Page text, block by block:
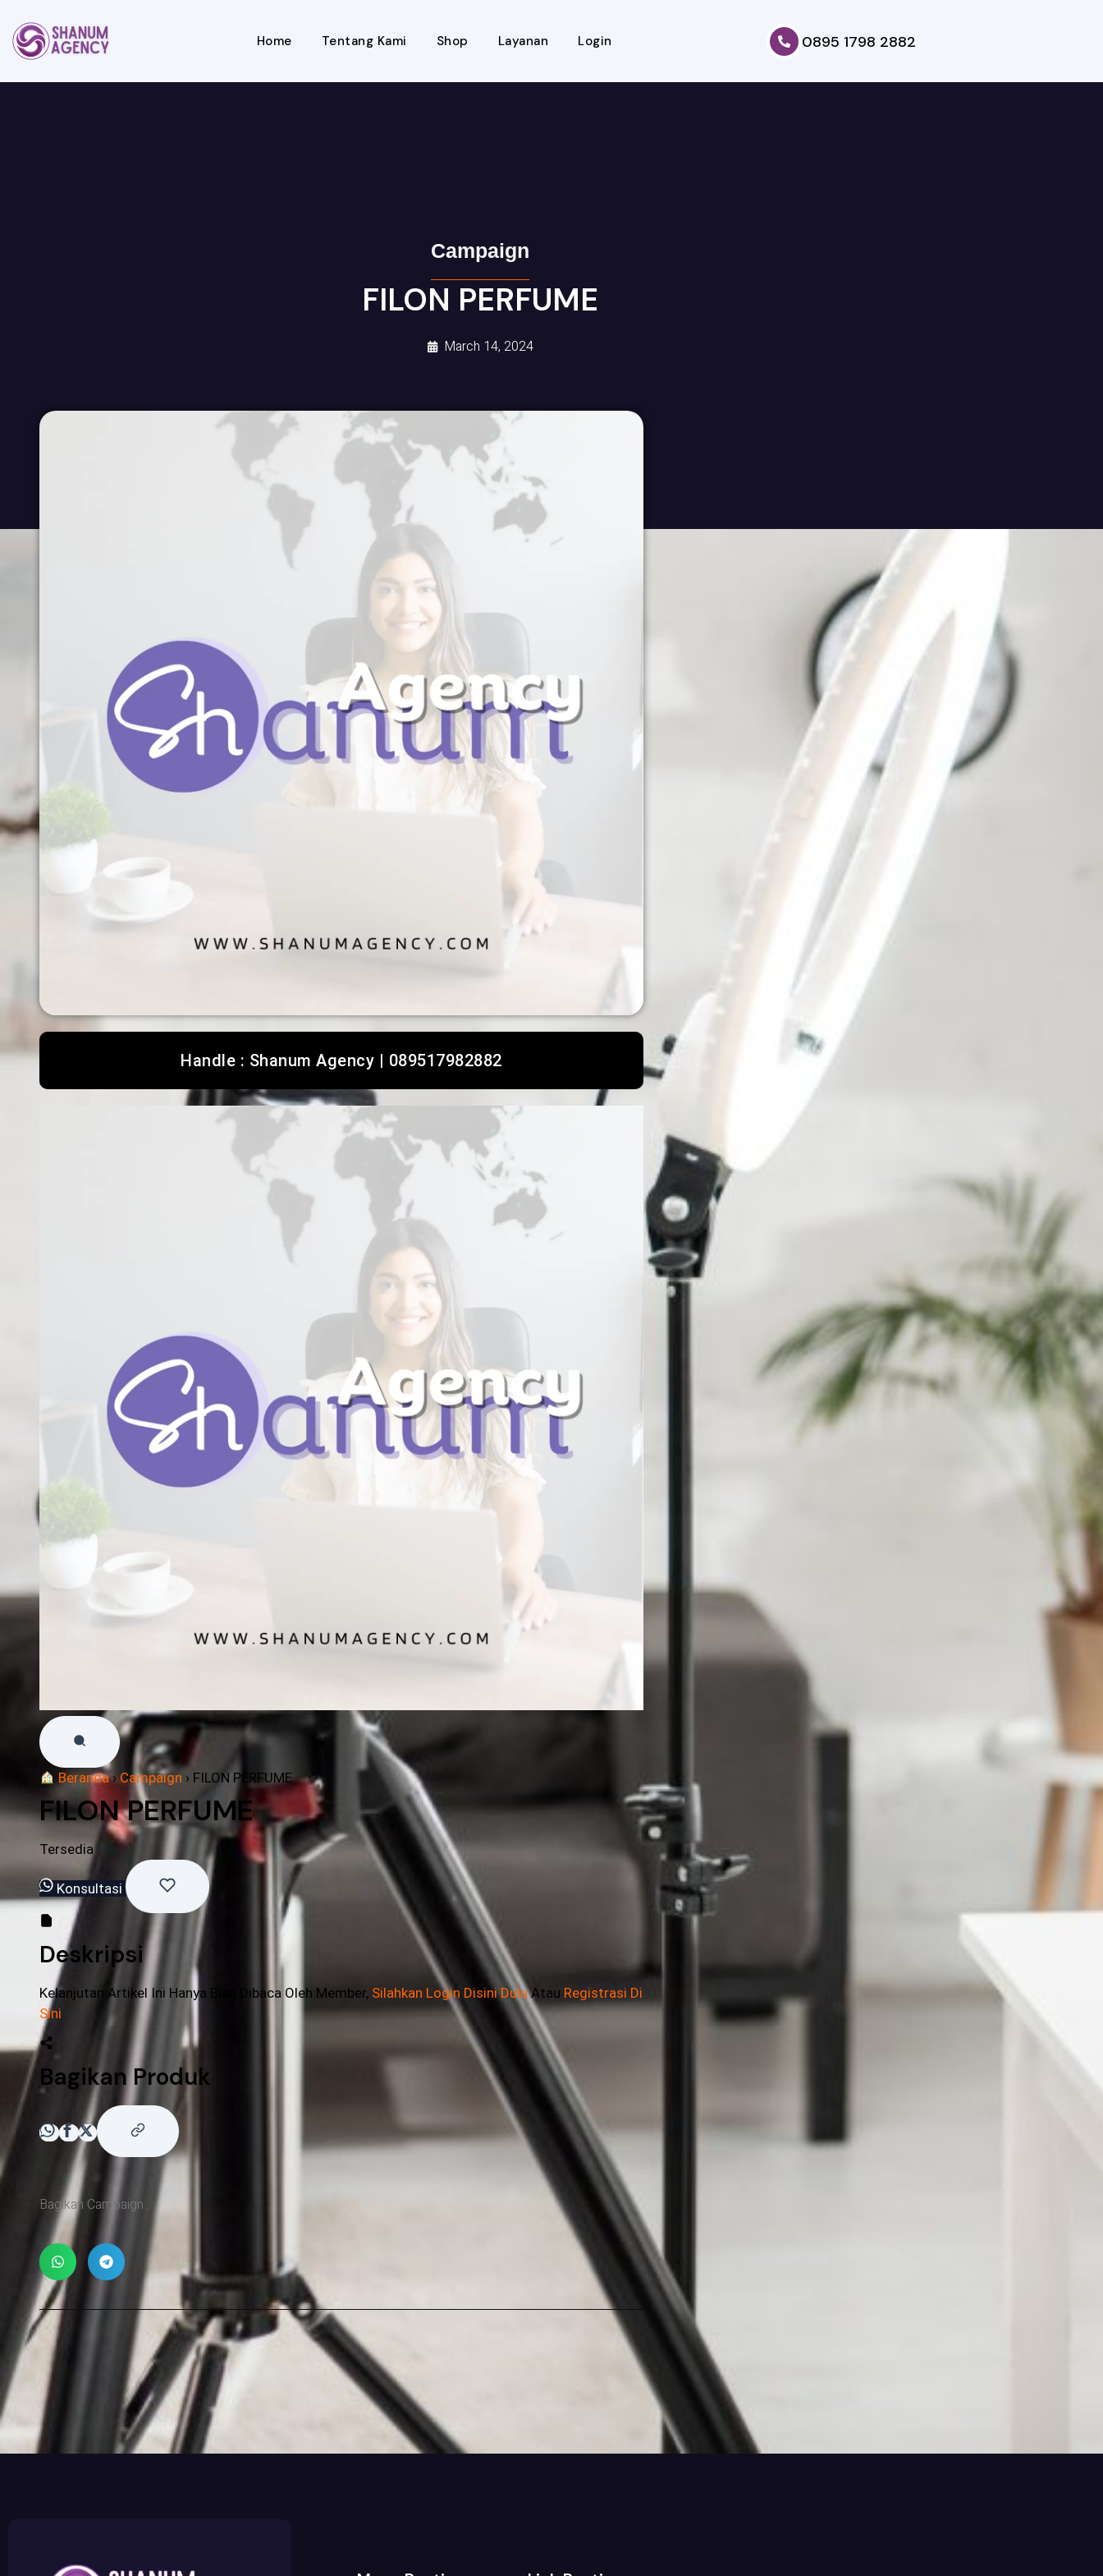
Home Tentang Kami Shop Layanan Login 0895 1798 2882
Campaign
FILON PERFUME
March 14, 2024
Handle : Shanum Agency | 089517982882
Beranda › Campaign › FILON PERFUME
FILON PERFUME
Tersedia
Konsultasi
Deskripsi
Kelanjutan Artikel Ini Hanya Bisa Dibaca Oleh Member, Silahkan Login Disini DuluAtau Registrasi Di
Sini
Bagikan Produk
Bagikan Campaign :